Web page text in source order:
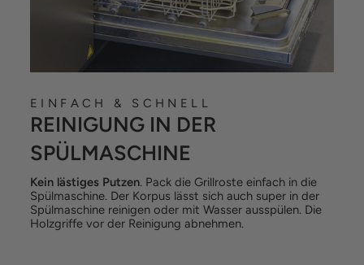
EINFACH & SCHNELL
REINIGUNG IN DER
SPÜLMASCHINE
Kein lästiges Putzen. Pack die Grillroste einfach in die
Spülmaschine. Der Korpus lässt sich auch super in der
Spülmaschine reinigen oder mit Wasser ausspülen. Die
Holzgriffe vor der Reinigung abnehmen.